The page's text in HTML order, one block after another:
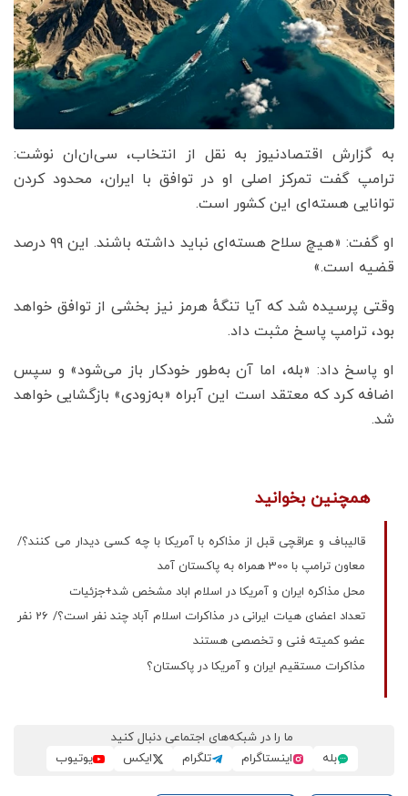
به گزارش اقتصادنیوز به نقل از انتخاب، سی‌ان‌ان نوشت:
ترامپ گفت تمرکز اصلی او در توافق با ایران، محدود کردن
توانایی هسته‌ای این کشور است.
او گفت: «هیچ سلاح هسته‌ای نباید داشته باشند. این ۹۹ درصد
قضیه است.»
وقتی پرسیده شد که آیا تنگهٔ هرمز نیز بخشی از توافق خواهد
بود، ترامپ پاسخ مثبت داد.
او پاسخ داد: «بله، اما آن به‌طور خودکار باز می‌شود» و سپس
اضافه کرد که معتقد است این آبراه «به‌زودی» بازگشایی خواهد
شد.
همچنین بخوانید
قالیباف و عراقچی قبل از مذاکره با آمریکا با چه کسی دیدار می کنند؟/
معاون ترامپ با 300 همراه به پاکستان آمد
محل مذاکره ایران و آمریکا در اسلام اباد مشخص شد+جزئیات
تعداد اعضای هیات ایرانی در مذاکرات اسلام آباد چند نفر است؟/ 26 نفر
عضو کمیته فنی و تخصصی هستند
مذاکرات مستقیم ایران و آمریکا در پاکستان؟
ما را در شبکه‌های اجتماعی دنبال کنید
بله
اینستاگرام تلگرام ایکس یوتیوب